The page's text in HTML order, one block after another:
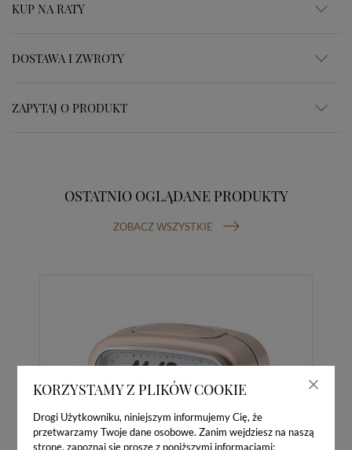
KORZYSTAMY Z PLIKÓW COOKIE
Drogi Użytkowniku, niniejszym informujemy Cię, że
przetwarzamy Twoje dane osobowe. Zanim wejdziesz na naszą
stronę, zapoznaj się proszę z poniższymi informacjami:
KUP NA RATY
DOSTAWA I ZWROTY
ZAPYTAJ O PRODUKT
OSTATNIO OGLĄDANE PRODUKTY
ZOBACZ WSZYSTKIE